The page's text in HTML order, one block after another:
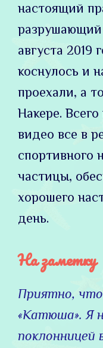
настоящий
разрушающий
августа 2019
коснулось и
проехали, а
Накере.
видео все в
спортивного
частицы,
хорошего
день.
На заметку
Приятно,
«Катюша». Я
поклонницей